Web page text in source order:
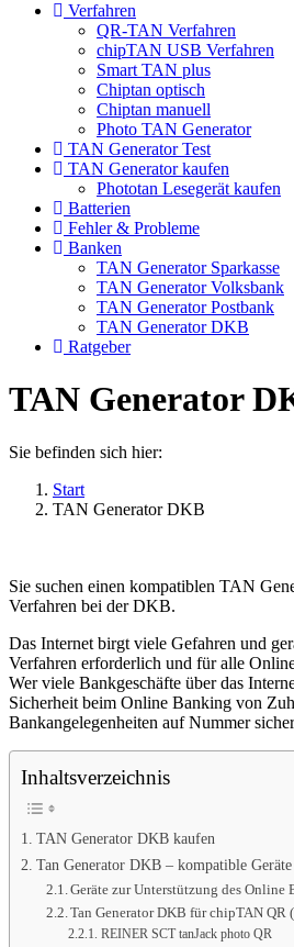
Verfahren
QR-TAN Verfahren
chipTAN USB Verfahren
Smart TAN plus
Chiptan optisch
Chiptan manuell
Photo TAN Generator
TAN Generator Test
TAN Generator kaufen
Phototan Lesegerät kaufen
Batterien
Fehler & Probleme
Banken
TAN Generator Sparkasse
TAN Generator Volksbank
TAN Generator Postbank
TAN Generator DKB
Ratgeber
TAN Generator
Sie befinden sich hier:
Start
TAN Generator DKB
Sie suchen einen kompatiblen TAN
Verfahren bei der DKB.
Das Internet birgt viele Gefahren und
Verfahren erforderlich und für alle
Wer viele Bankgeschäfte über das
Sicherheit beim Online Banking von
Bankangelegenheiten auf Nummer
Inhaltsverzeichnis
TAN Generator DKB kaufen
Tan Generator DKB – kompatible
Geräte zur Unterstützung des
Tan Generator DKB für chipTAN QR
REINER SCT tanJack photo QR